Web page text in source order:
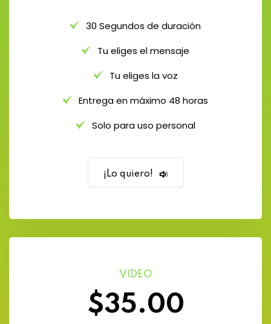
30 Segundos de duración
Tu eliges el mensaje
Tu eliges la voz
Entrega en máximo 48 horas
Solo para uso personal
¡Lo quiero!
VIDEO
$35.00